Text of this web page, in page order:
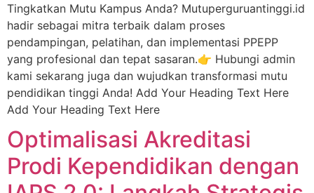
Tingkatkan Mutu Kampus Anda? Mutuperguruantinggi.id
hadir sebagai mitra terbaik dalam proses
pendampingan, pelatihan, dan implementasi PPEPP
yang profesional dan tepat sasaran.👉 Hubungi admin
kami sekarang juga dan wujudkan transformasi mutu
pendidikan tinggi Anda! Add Your Heading Text Here
Add Your Heading Text Here
Optimalisasi Akreditasi
Prodi Kependidikan dengan